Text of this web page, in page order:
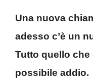
Una nuova
adesso c’è un
Tutto quello che
possibile addio.